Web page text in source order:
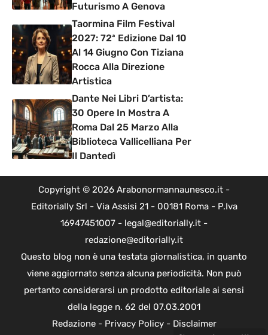
Futurismo A Genova
Taormina Film Festival
2027: 72ª Edizione Dal 10
Al 14 Giugno Con Tiziana
Rocca Alla Direzione
Artistica
Dante Nei Libri D’artista:
30 Opere In Mostra A
Roma Dal 25 Marzo Alla
Biblioteca Vallicelliana Per
Il Dantedì
Copyright © 2026 Arabonormannaunesco.it -
Editorially Srl - Via Assisi 21 - 00181 Roma - P.Iva
16947451007 - legal@editorially.it -
redazione@editorially.it
Questo blog non è una testata giornalistica, in quanto
viene aggiornato senza alcuna periodicità. Non può
pertanto considerarsi un prodotto editoriale ai sensi
della legge n. 62 del 07.03.2001
Redazione- Privacy Policy- Disclaimer